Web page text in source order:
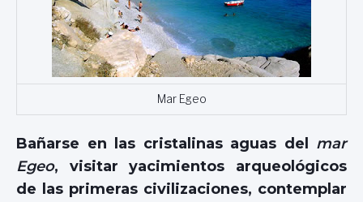
Mar Egeo
Bañarse en las cristalinas aguas del mar
Egeo, visitar yacimientos arqueológicos
de las primeras civilizaciones, contemplar